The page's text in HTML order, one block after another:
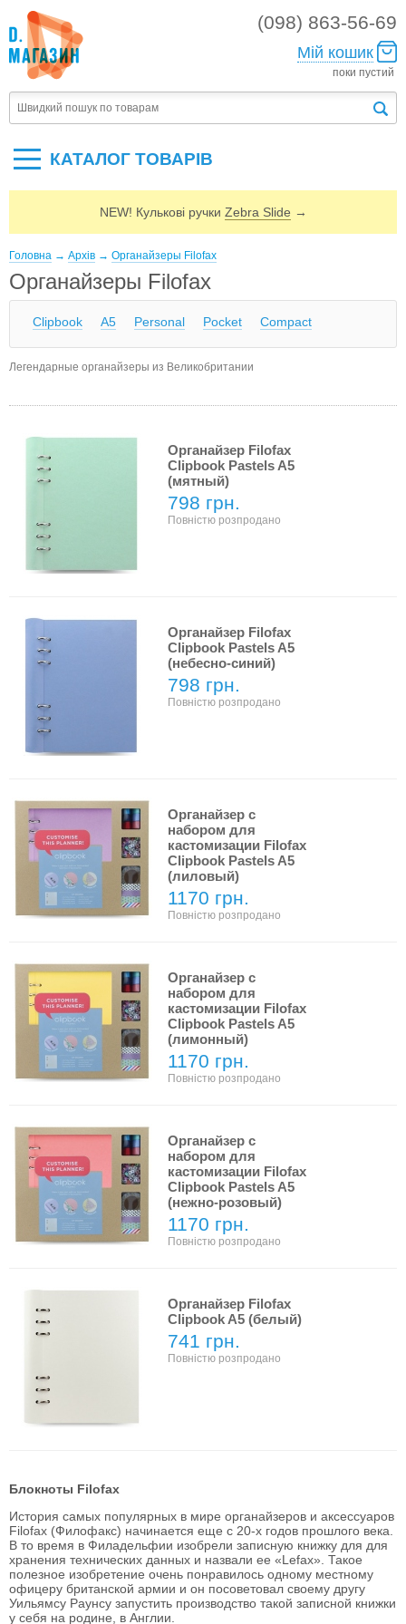
(098) 863-56-69
Мій кошик
поки пустий
КАТАЛОГ ТОВАРIВ
NEW! Кулькові ручки Zebra Slide →
Головна → Архів → Органайзеры Filofax
Органайзеры Filofax
Clipbook A5 Personal Pocket Compact
Легендарные органайзеры из Великобритании
Органайзер Filofax
Clipbook Pastels A5
(мятный)
798 грн.
Повністю розпродано
Органайзер Filofax
Clipbook Pastels A5
(небесно-синий)
798 грн.
Повністю розпродано
Органайзер с
набором для
кастомизации Filofax
Clipbook Pastels A5
(лиловый)
1170 грн.
Повністю розпродано
Органайзер с
набором для
кастомизации Filofax
Clipbook Pastels A5
(лимонный)
1170 грн.
Повністю розпродано
Органайзер с
набором для
кастомизации Filofax
Clipbook Pastels A5
(нежно-розовый)
1170 грн.
Повністю розпродано
Органайзер Filofax
Clipbook A5 (белый)
741 грн.
Повністю розпродано
Блокноты Filofax
История самых популярных в мире органайзеров и аксессуаров
Filofax (Филофакс) начинается еще с 20-х годов прошлого века.
В то время в Филадельфии изобрели записную книжку для для
хранения технических данных и назвали ее «Lefax». Такое
полезное изобретение очень понравилось одному местному
офицеру британской армии и он посоветовал своему другу
Уильямсу Раунсу запустить производство такой записной книжки
у себя на родине, в Англии.